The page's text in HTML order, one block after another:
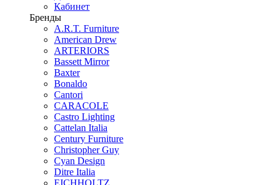
Кабинет
Бренды
A.R.T. Furniture
American Drew
ARTERIORS
Bassett Mirror
Baxter
Bonaldo
Cantori
CARACOLE
Castro Lighting
Cattelan Italia
Century Furniture
Christopher Guy
Cyan Design
Ditre Italia
EICHHOLTZ